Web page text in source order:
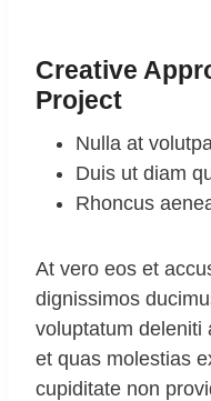
Creative
Project
Nulla at
Duis ut diam
Rhoncus
At vero eos et
dignissimos
voluptatum deleniti
et quas molestias
cupiditate non